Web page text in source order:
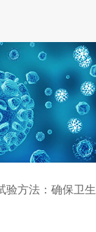
验方法：确保卫生